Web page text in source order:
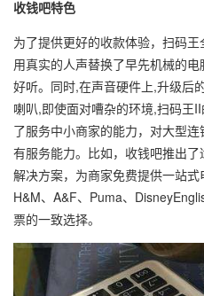
收钱吧特色
为了提供更好的收款体验，扫码
用真实的人声替换了早先机械的
好听。同时,在声音硬件上,升级后
喇叭,即使面对嘈杂的环境,扫码王
了服务中小商家的能力，对大型
有服务能力。比如，收钱吧推出
解决方案，为商家免费提供一站式
H&M、A&F、Puma、
票的一致选择。